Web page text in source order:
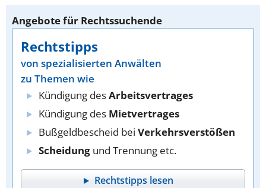
Angebote für Rechtssuchende
Rechtstipps
von spezialisierten Anwälten
zu Themen wie
Kündigung desArbeitsvertrages
Kündigung des Mietvertrages
Bußgeldbescheid bei Verkehrsverstößen
Scheidung und Trennung etc.
Rechtstipps lesen